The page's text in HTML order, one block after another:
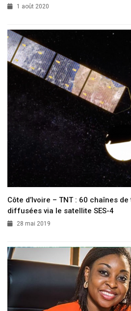
1 août 2020
Côte d’Ivoire – TNT : 60 chaînes
diffusées via le satellite SES-4
28 mai 2019